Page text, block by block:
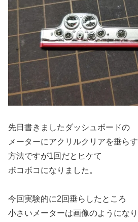
先日書きましたダッシュボードの
メーターにアクリルクリアを垂らす
方法ですが1回だとヒケて
ボコボコになりました。
今回実験的に2回垂らしたところ
小さいメーターは画像のようになり